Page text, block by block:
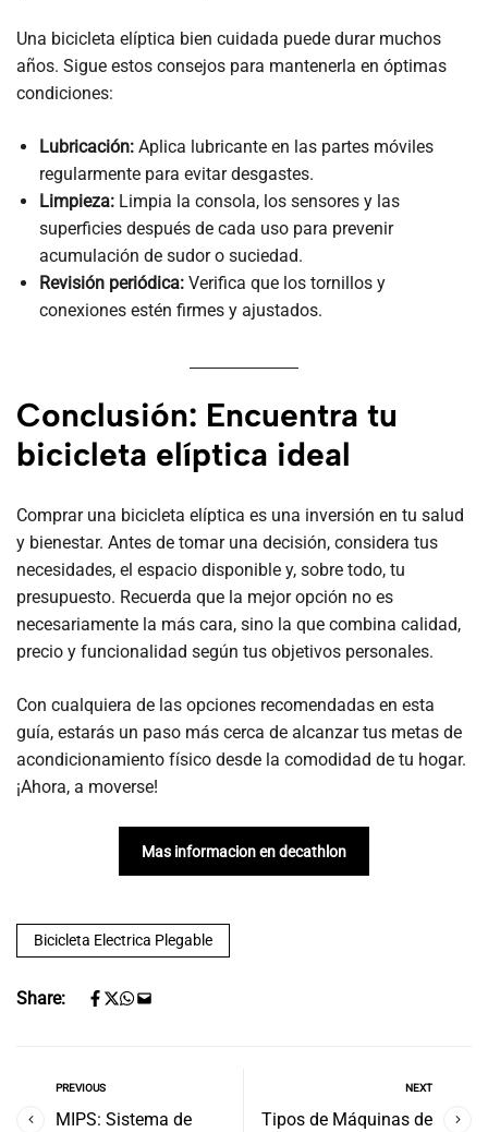
Una bicicleta elíptica bien cuidada puede durar muchos
años. Sigue estos consejos para mantenerla en óptimas
condiciones:
Lubricación:Aplica lubricante en las partes móviles
regularmente para evitar desgastes.
Limpieza:Limpia la consola, los sensores y las
superficies después de cada uso para prevenir
acumulación de sudor o suciedad.
Revisión periódica:Verifica que los tornillos y
conexiones estén firmes y ajustados.
Conclusión: Encuentra tu
bicicleta elíptica ideal
Comprar una bicicleta elíptica es una inversión en tu salud
y bienestar. Antes de tomar una decisión, considera tus
necesidades, el espacio disponible y, sobre todo, tu
presupuesto. Recuerda que la mejor opción no es
necesariamente la más cara, sino la que combina calidad,
precio y funcionalidad según tus objetivos personales.
Con cualquiera de las opciones recomendadas en esta
guía, estarás un paso más cerca de alcanzar tus metas de
acondicionamiento físico desde la comodidad de tu hogar.
¡Ahora, a moverse!
Mas informacion en decathlon
Bicicleta Electrica Plegable
Share:
PREVIOUS
MIPS: Sistema de
NEXT
Tipos de Máquinas de